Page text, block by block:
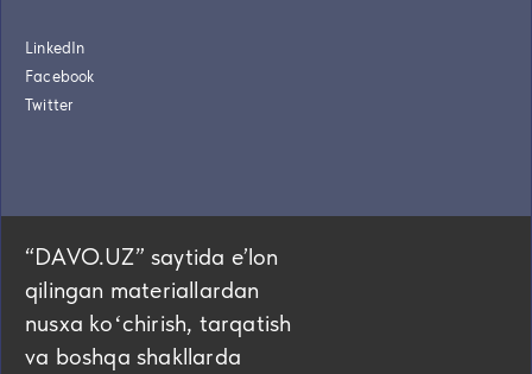
LinkedIn
Facebook
Twitter
“DAVO.UZ” saytida eʼlon
qilingan materiallardan
nusxa koʻchirish, tarqatish
va boshqa shakllarda